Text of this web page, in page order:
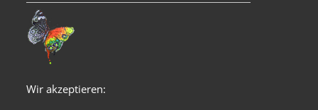
Wir akzeptieren: